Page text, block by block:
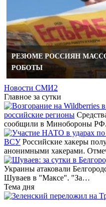
РЕЗЮМЕ РОССИЯН
РОБОТЫ
Новости СМИ2
Главное за сутки
российские регионы
сообщили в Минобороны
ВСУРоссийские хакеры
анонимными хакерами.
Украины атаковали
Шуваев в "Максе". "За…
Тема дня